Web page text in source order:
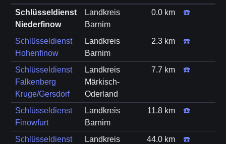
Schlüsseldienst
Niederfinow
Landkreis
Barnim
0.0 km ☎️
Schlüsseldienst
Hohenfinow
Landkreis
Barnim
2.3 km ☎️
Schlüsseldienst
Falkenberg
Kruge/Gersdorf
Landkreis
Märkisch-
Oderland
7.7 km ☎️
Schlüsseldienst
Finowfurt
Landkreis
Barnim
11.8 km ☎️
Schlüsseldienst
Landkreis
44.0 km ☎️